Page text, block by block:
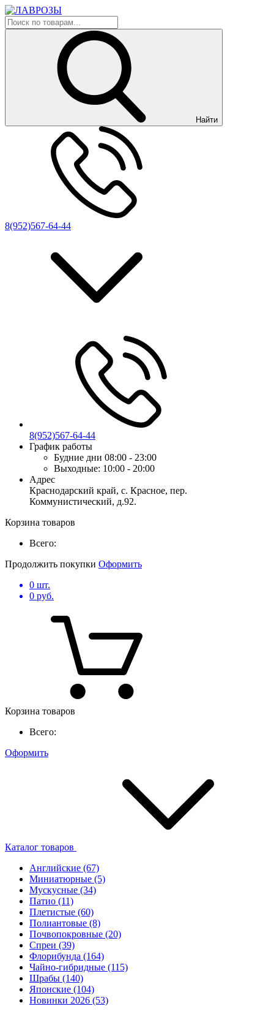
Найти
8(952)567-64-44
8(952)567-64-44
График работы
Будние дни 08:00 - 23:00
Выходные: 10:00 - 20:00
Адрес
Краснодарский край, с. Красное, пер.
Коммунистический, д.92.
Корзина товаров
Всего:
Продолжить покупки Оформить
0 шт.
0 руб.
Корзина товаров
Всего:
Оформить
Каталог товаров
Английские (67)
Миниатюрные (5)
Мускусные (34)
Патио (11)
Плетистые (60)
Полиантовые (8)
Почвопокровные (20)
Спреи (39)
Флорибунда (164)
Чайно-гибридные (115)
Шрабы (140)
Японские (104)
Новинки 2026 (53)